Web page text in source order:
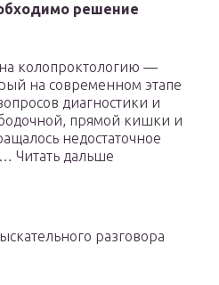
решение
колопроктологию —
на современном этапе
диагностики и
прямой кишки и
недостаточное
Читать дальше
разговора